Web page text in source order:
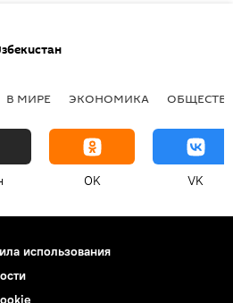
В МИРЕ ЭКОНОМИКА
OK VK
использования